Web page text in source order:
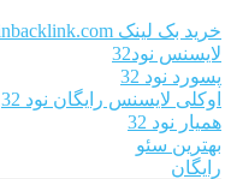
خرید بک لینک behtarinbacklink.com
لایسنس نود32
پسورد نود 32
اوکلی لایسنس رایگان نود 32
همیار نود 32
بهترین سئو
رایگان